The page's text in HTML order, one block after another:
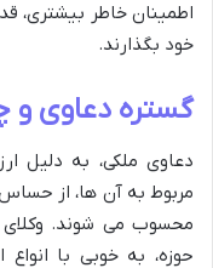
اطمینان خاطر بیشتری،
خود بگذارند.
گستره دعاوی
دعاوی ملکی، به دلیل
مربوط به آن ها، از
محسوب می شوند.
حوزه، به خوبی با